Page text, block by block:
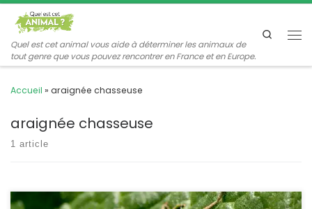
Passer au contenu
Quel est cet animal vous aide à déterminer les animaux de
tout genre que vous pouvez rencontrer en France et en Europe.
Search
Accueil » araignée chasseuse
araignée chasseuse
1 article